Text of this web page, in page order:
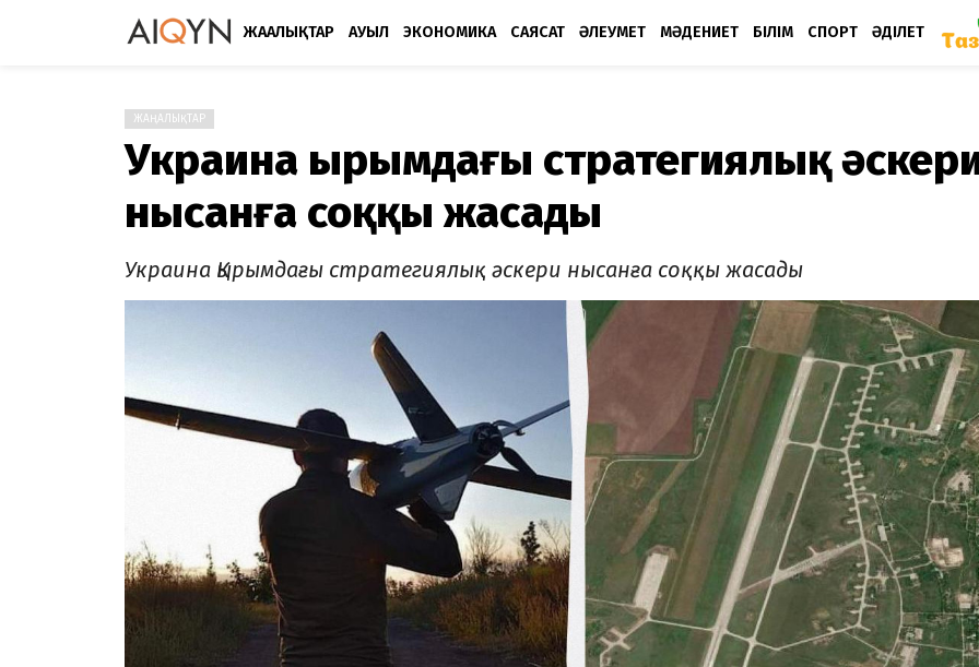
ЖАҢАЛЫҚТАР АУЫЛ ЭКОНОМИКА САЯСАТ ӘЛЕУМЕТ МӘДЕНИЕТ БІЛІМ СПОРТ ӘДІЛЕТ
ЖАҢАЛЫҚТАР
Украина Қырымдағы стратегиялық
нысанға соққы жасады
Украина Қырымдағы стратегиялық әскери нысанға соққы жасады